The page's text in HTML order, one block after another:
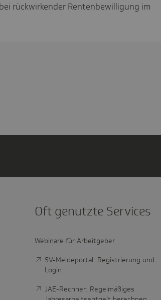
rückwirkender Rentenbewilligung im
Oft genutzte Services
Webinare für Arbeitgeber
SV-Meldeportal: Registrierung und
Login
JAE-Rechner: Regelmäßiges